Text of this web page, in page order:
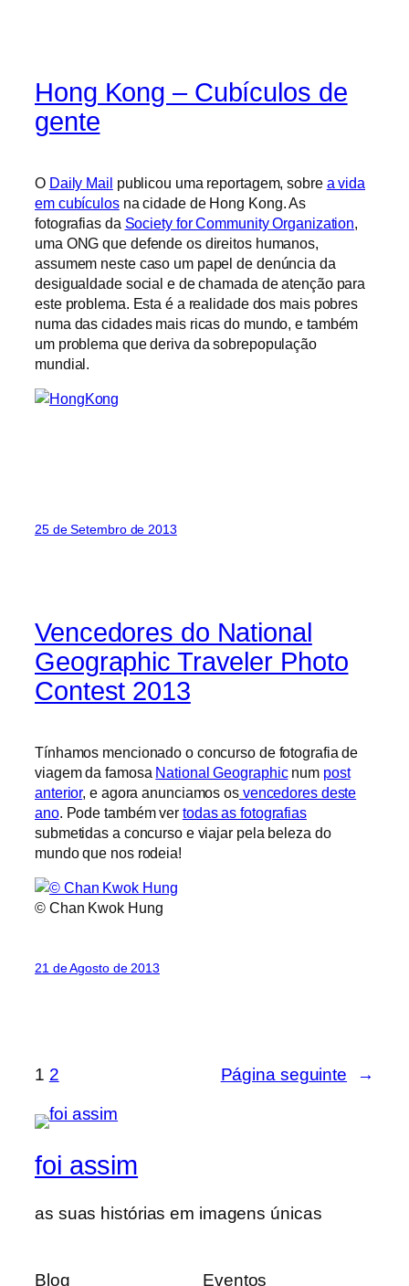
Hong Kong – Cubículos de
gente
O Daily Mail publicou uma reportagem, sobre a vida
em cubículosna cidade de Hong Kong. As
fotografias da Society for Community Organization,
uma ONG que defende os direitos humanos,
assumem neste caso um papel de denúncia da
desigualdade social e de chamada de atenção para
este problema. Esta é a realidade dos mais pobres
numa das cidades mais ricas do mundo, e também
um problema que deriva da sobrepopulação
mundial.
25 de Setembro de 2013
Vencedores do National
Geographic Traveler Photo
Contest 2013
Tínhamos mencionado o concurso de fotografia de
viagem da famosa National Geographicnum post
anterior, e agora anunciamos osvencedores deste
ano. Pode também ver todas as fotografias
submetidas a concurso e viajar pela beleza do
mundo que nos rodeia!
© Chan Kwok Hung
21 de Agosto de 2013
1 2 Página seguinte →
foi assim
as suas histórias em imagens únicas
Blog
Eventos